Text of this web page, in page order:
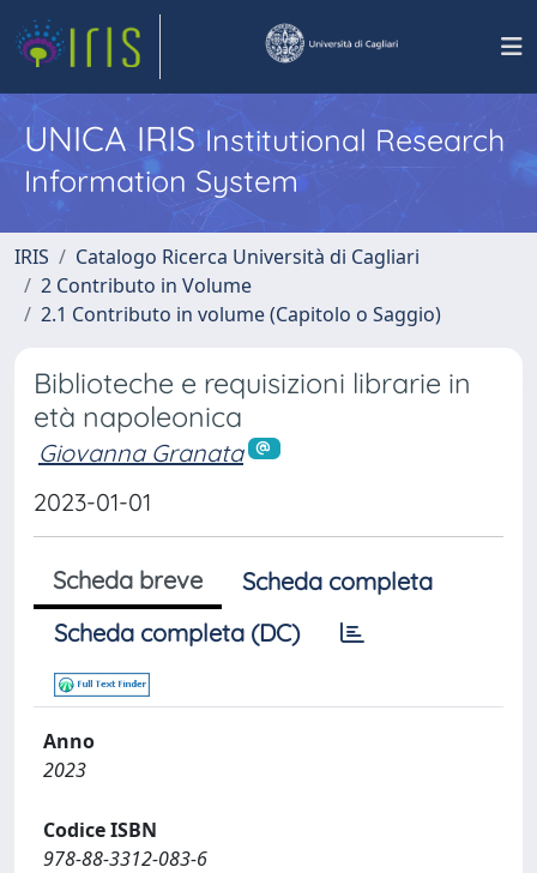
UNICA IRISInstitutional Research
Information System
IRIS
Catalogo Ricerca Università di Cagliari
2 Contributo in Volume
2.1 Contributo in volume (Capitolo o Saggio)
Biblioteche e requisizioni librarie in
età napoleonica
Giovanna Granata
2023-01-01
Scheda breve
Scheda completa
Scheda completa (DC)
Anno
2023
Codice ISBN
978-88-3312-083-6